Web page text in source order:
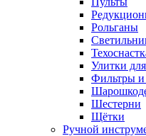
Рольганы
Улитки
Фильтры и
Шестерни
Щётки
Ручной